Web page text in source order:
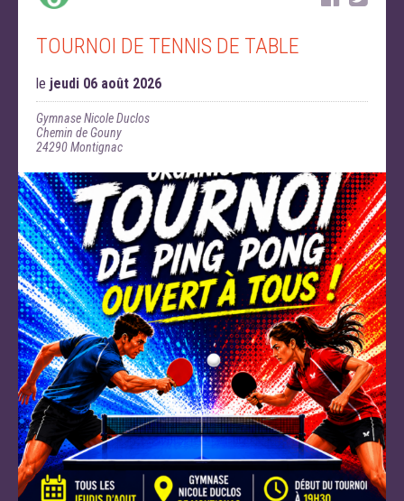
TOURNOI DE TENNIS DE TABLE
le jeudi 06 août 2026
Gymnase Nicole Duclos
Chemin de Gouny
24290Montignac